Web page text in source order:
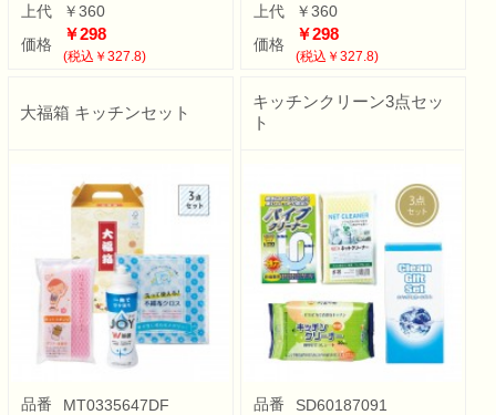
上代
￥360
価格
￥298
(税込￥327.8)
上代
￥360
価格
￥298
(税込￥327.8)
大福箱 キッチンセット
品番
MT0335647DF
キッチンクリーン3点セッ
ト
品番
SD60187091